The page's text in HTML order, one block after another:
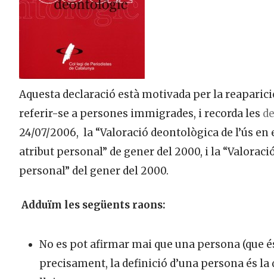
Aquesta declaració està motivada per la
referir-se a persones immigrades, i recorda les
24/07/2006, la “Valoració deontològica de l’ús
atribut personal” de gener del 2000, i la
personal” del gener del 2000.
Adduïm les següents raons:
No es pot afirmar mai que una persona (que
precisament, la definició d’una persona és